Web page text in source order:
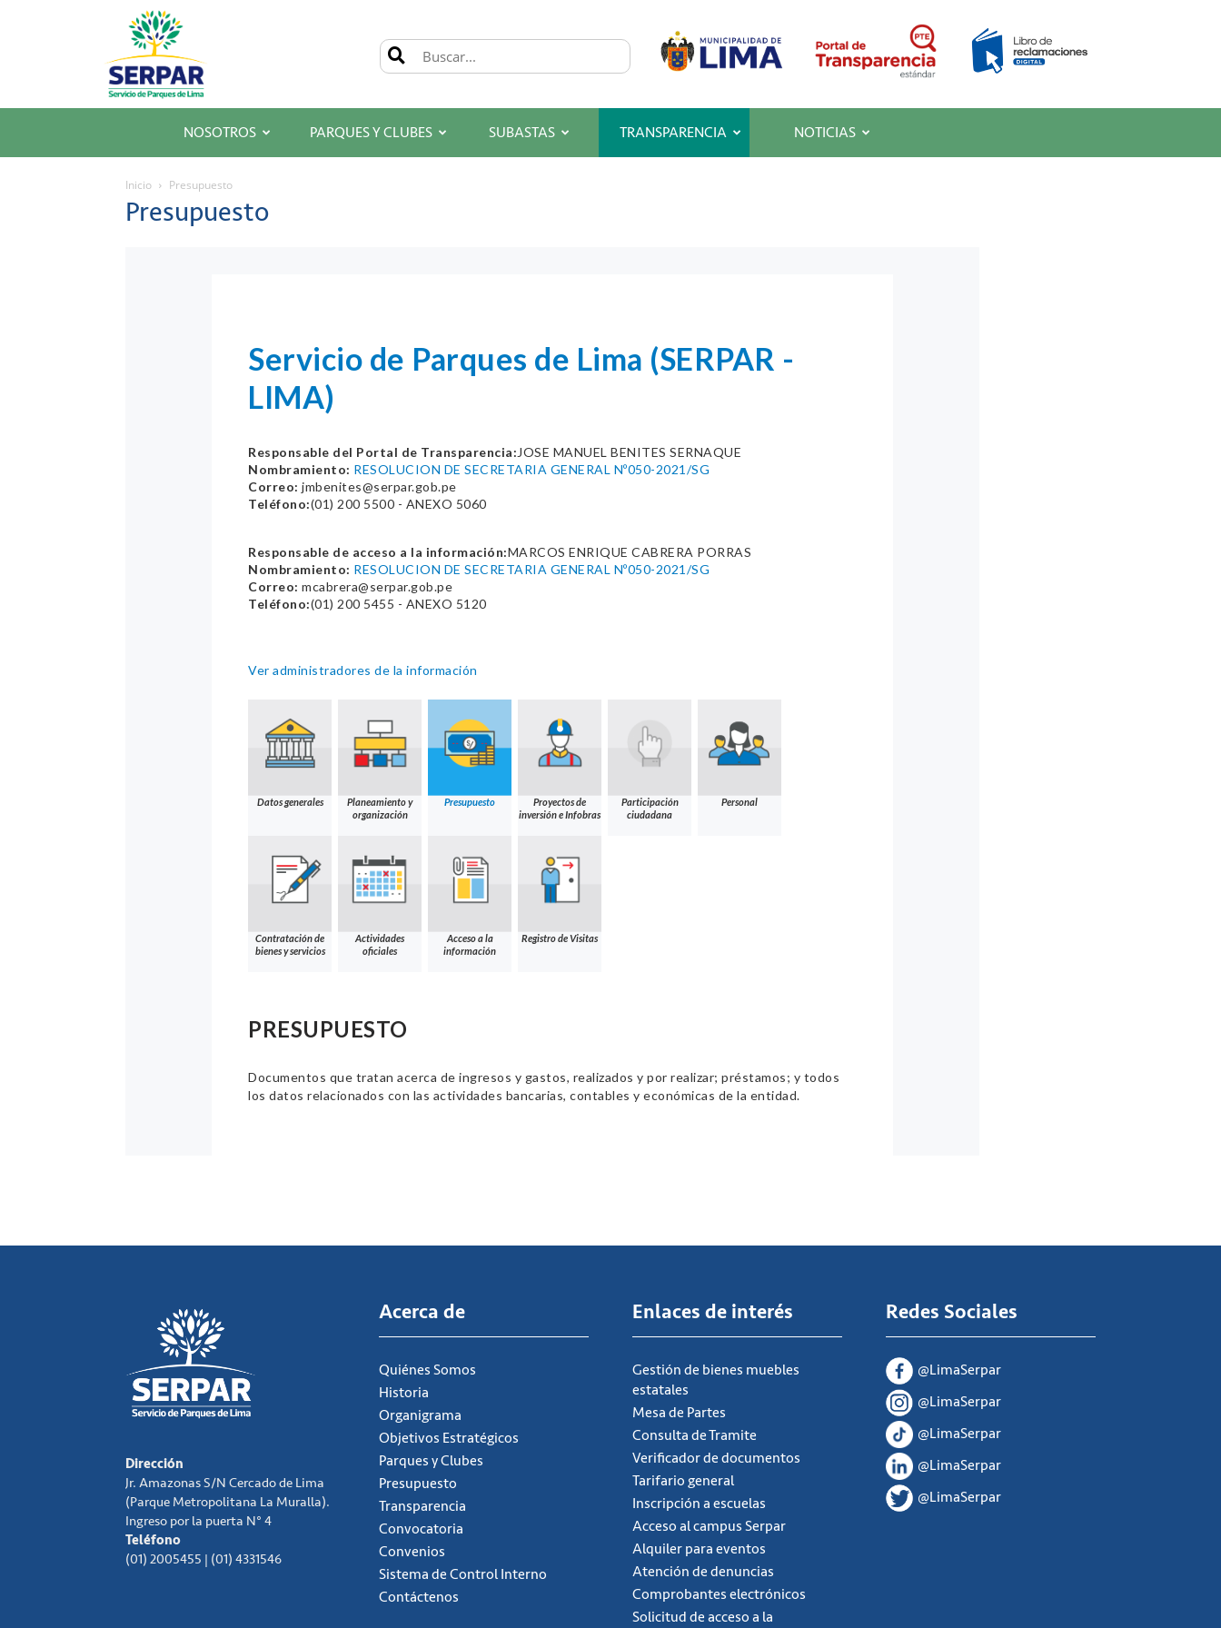
SERPAR
–
Servicio
de
Parques
de
NOSOTROS PARQUES Y CLUBES SUBASTAS TRANSPARENCIA NOTICIAS
Inicio Presupuesto
Presupuesto
Dirección
Jr. Amazonas S/N Cercado de Lima
(Parque Metropolitana La Muralla).
Ingreso por la puerta N° 4
Teléfono
(01) 2005455 | (01) 4331546
Acerca de
Quiénes Somos
Historia
Organigrama
Objetivos Estratégicos
Parques y Clubes
Presupuesto
Transparencia
Convocatoria
Convenios
Sistema de Control Interno
Contáctenos
Enlaces de interés
Gestión de bienes muebles
estatales
Mesa de Partes
Consulta de Tramite
Verificador de documentos
Tarifario general
Inscripción a escuelas
Acceso al campus Serpar
Alquiler para eventos
Atención de denuncias
Comprobantes electrónicos
Solicitud de acceso a la
Redes Sociales
@LimaSerpar
@LimaSerpar
@LimaSerpar
@LimaSerpar
@LimaSerpar